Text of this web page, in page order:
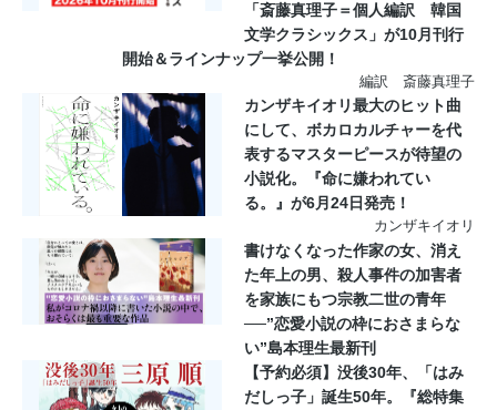
「斎藤真理子＝個人編訳 韓国
文学クラシックス」が10月刊行
開始＆ラインナップ一挙公開！
編訳 斎藤真理子
カンザキイオリ最大のヒット曲
にして、ボカロカルチャーを代
表するマスターピースが待望の
小説化。『命に嫌われてい
る。』が6月24日発売！
カンザキイオリ
書けなくなった作家の女、消え
た年上の男、殺人事件の加害者
を家族にもつ宗教二世の青年
──”恋愛小説の枠におさまらな
い”島本理生最新刊
【予約必須】没後30年、「はみ
だしっ⼦」誕⽣50年。『総特集